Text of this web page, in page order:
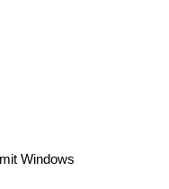
Windows